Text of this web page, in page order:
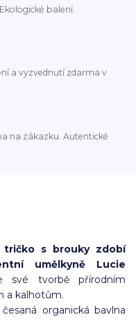
balení.
a vyzvednutí zdarma v
na zákazku. Autentické
tričko s brouky zdobí
umělkyně Lucie
tvorbě přírodním
a kalhotům.
organická bavlna